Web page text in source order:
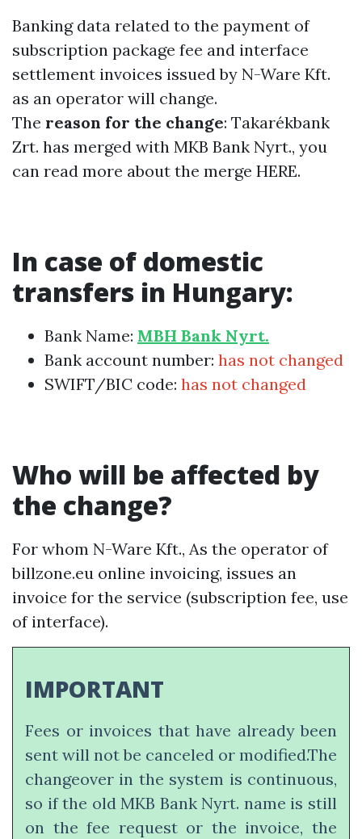
Banking data related to the payment of
subscription package fee and interface
settlement invoices issued by N-Ware Kft.
as an operator will change.
The reason for the change: Takarékbank
Zrt. has merged with MKB Bank Nyrt., you
can read more about the merge HERE.
In case of domestic
transfers in Hungary:
Bank Name: MBH Bank Nyrt.
Bank account number: has not changed
SWIFT/BIC code: has not changed
Who will be affected by
the change?
For whom N-Ware Kft., As the operator of
billzone.eu online invoicing, issues an
invoice for the service (subscription fee, use
of interface).
IMPORTANT
Fees or invoices that have already been
sent will not be canceled or modified.The
changeover in the system is continuous,
so if the old MKB Bank Nyrt. name is still
on the fee request or the invoice, the